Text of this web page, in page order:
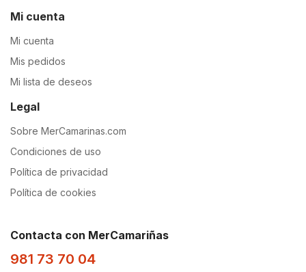
Mi cuenta
Mi cuenta
Mis pedidos
Mi lista de deseos
Legal
Sobre MerCamarinas.com
Condiciones de uso
Política de privacidad
Política de cookies
Contacta con MerCamariñas
981 73 70 04